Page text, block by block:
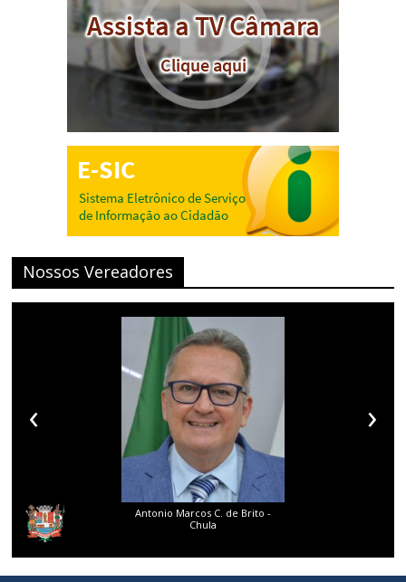
Nossos Vereadores
Antonio Marcos C. de Brito -
Chula
‹ ›